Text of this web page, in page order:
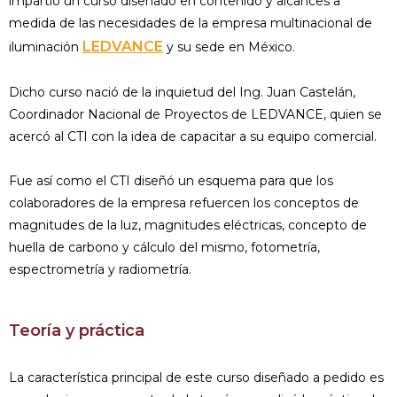
medida de las necesidades de la empresa multinacional de
iluminación LEDVANCE y su sede en México.
Dicho curso nació de la inquietud del Ing. Juan Castelán,
Coordinador Nacional de Proyectos de LEDVANCE, quien se
acercó al CTI con la idea de capacitar a su equipo comercial.
Fue así como el CTI diseñó un esquema para que los
colaboradores de la empresa refuercen los conceptos de
magnitudes de la luz, magnitudes eléctricas, concepto de
huella de carbono y cálculo del mismo, fotometría,
espectrometría y radiometría.
Teoría y práctica
La característica principal de este curso diseñado a pedido es